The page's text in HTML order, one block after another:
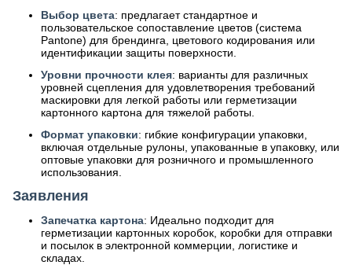
Выбор цвета: предлагает стандартное и
пользовательское сопоставление цветов (система
Pantone) для брендинга, цветового кодирования или
идентификации защиты поверхности.
Уровни прочности клея: варианты для различных
уровней сцепления для удовлетворения требований
маскировки для легкой работы или герметизации
картонного картона для тяжелой работы.
Формат упаковки: гибкие конфигурации упаковки,
включая отдельные рулоны, упакованные в упаковку, или
оптовые упаковки для розничного и промышленного
использования.
Заявления
Запечатка картона: Идеально подходит для
герметизации картонных коробок, коробки для отправки
и посылок в электронной коммерции, логистике и
складах.